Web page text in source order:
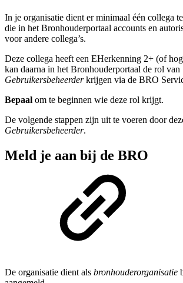
In je organisatie dient er minimaal één collega
die in het Bronhouderportaal accounts en
voor andere collega’s.
Deze collega heeft een EHerkenning 2+ (of
kan daarna in het Bronhouderportaal de rol van
Gebruikersbeheerderkrijgen via de BRO
Bepaal om te beginnen wie deze rol krijgt.
De volgende stappen zijn uit te voeren door
Gebruikersbeheerder.
Meld je aan bij de BRO
De organisatie dient als bronhouderorganisatie